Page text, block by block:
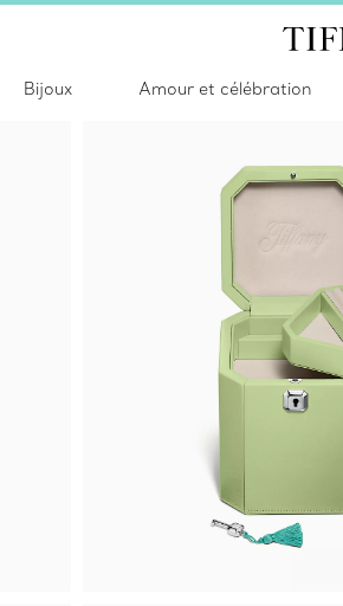
Bijoux Amour et célébration